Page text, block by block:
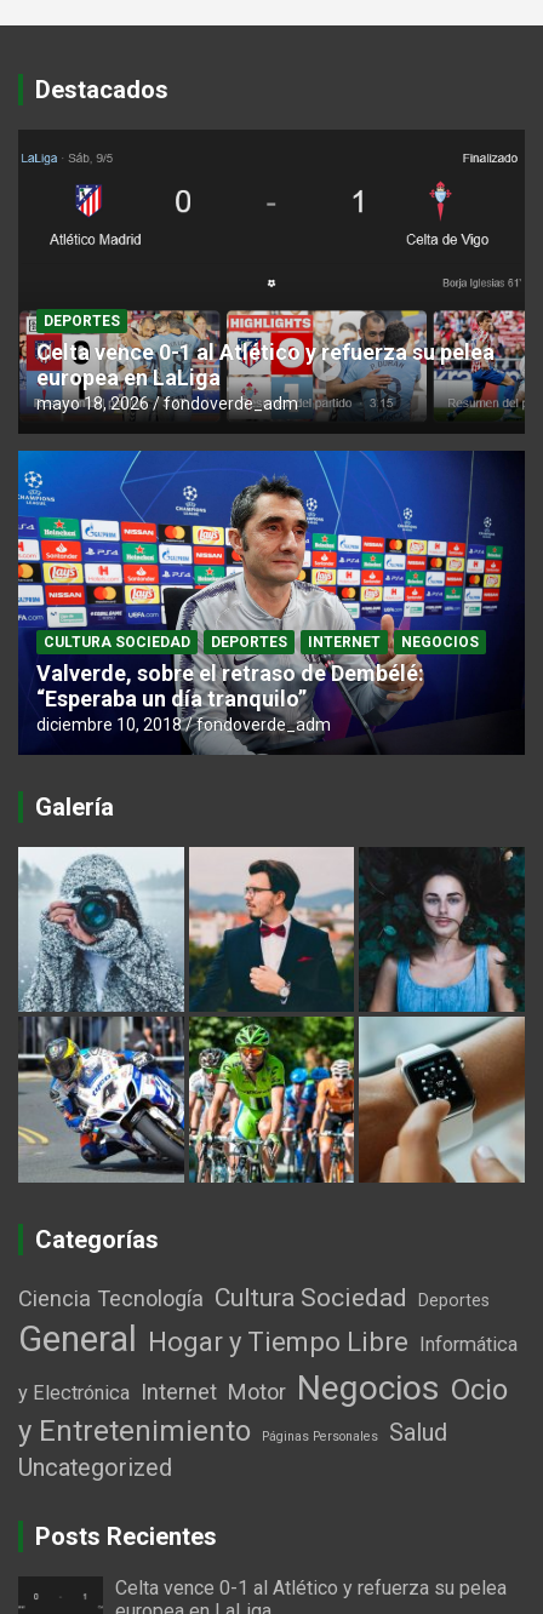
Destacados
DEPORTES
Celta vence 0-1 al Atlético y refuerza su pelea
europea en LaLiga
mayo 18, 2026 fondoverde_adm
CULTURA SOCIEDAD DEPORTES INTERNET NEGOCIOS
Valverde, sobre el retraso de Dembélé:
“Esperaba un día tranquilo”
diciembre 10, 2018 fondoverde_adm
Galería
Categorías
Ciencia Tecnología Cultura Sociedad Deportes
General Hogar y Tiempo Libre Informática
y Electrónica Internet Motor Negocios Ocio
y Entretenimiento
Páginas Personales
Salud
Uncategorized
Posts Recientes
Celta vence 0-1 al Atlético y refuerza su pelea